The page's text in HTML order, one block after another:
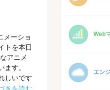
メーショ
トを本日
アニメ
す。
しいです
をする
きを読む
Web
エン